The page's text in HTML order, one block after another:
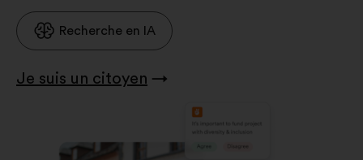
Recherche en IA
Je suis un citoyen →